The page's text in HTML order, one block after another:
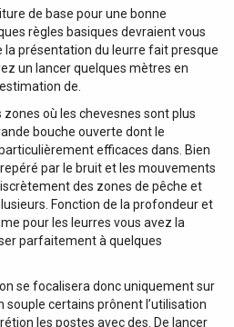
de base pour une bonne
règles basiques devraient vous
la présentation du leurre fait presque
un lancer quelques mètres en
de.
où les chevesnes sont plus
bouche ouverte dont le
efficaces dans. Bien
par le bruit et les mouvements
des zones de pêche et
Fonction de la profondeur et
pour les leurres vous avez la
parfaitement à quelques
se focalisera donc uniquement sur
souple certains prônent l’utilisation
les postes avec des. De lancer